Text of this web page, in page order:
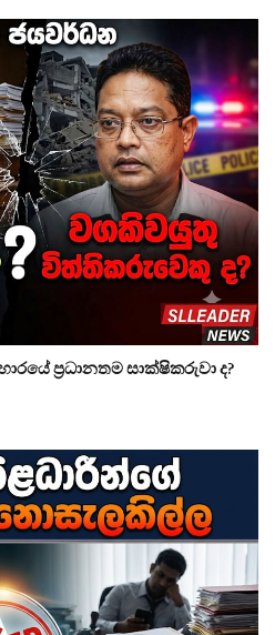
ප්‍රධානතම සාක්ෂිකරුවා ද?